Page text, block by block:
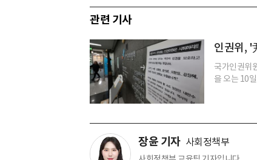
관련 기사
인권위, '
국가인권위
을 오는 10
장윤 기자 사회정책부